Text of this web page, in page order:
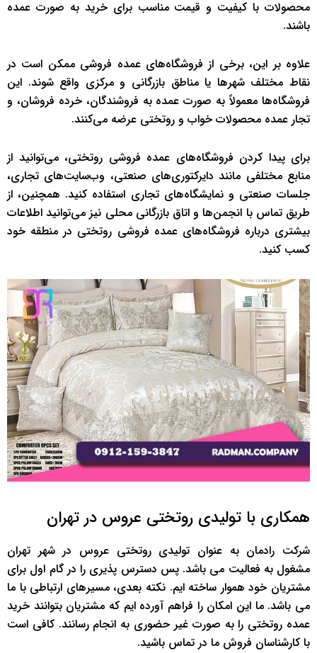
محصولات با کیفیت و قیمت مناسب برای خرید به صورت عمده
باشند.
علاوه بر این، برخی از فروشگاه‌های عمده فروشی ممکن است در
نقاط مختلف شهرها یا مناطق بازرگانی و مرکزی واقع شوند. این
فروشگاه‌ها معمولاً به صورت عمده به فروشندگان، خرده فروشان، و
تجار عمده محصولات خواب و روتختی عرضه می‌کنند.
برای پیدا کردن فروشگاه‌های عمده فروشی روتختی، می‌توانید از
منابع مختلفی مانند دایرکتوری‌های صنعتی، وب‌سایت‌های تجاری،
جلسات صنعتی و نمایشگاه‌های تجاری استفاده کنید. همچنین، از
طریق تماس با انجمن‌ها و اتاق بازرگانی محلی نیز می‌توانید اطلاعات
بیشتری درباره فروشگاه‌های عمده فروشی روتختی در منطقه خود
کسب کنید.
همکاری با تولیدی روتختی عروس در تهران
شرکت رادمان به عنوان تولیدی روتختی عروس در شهر تهران
مشغول به فعالیت می باشد. پس دسترس پذیری را در گام اول برای
مشتریان خود هموار ساخته ایم. نکته بعدی، مسیرهای ارتباطی با ما
می باشد. ما این امکان را فراهم آورده ایم که مشتریان بتوانند خرید
عمده روتختی را به صورت غیر حضوری به انجام رسانند. کافی است
با کارشناسان فروش ما در تماس باشید.